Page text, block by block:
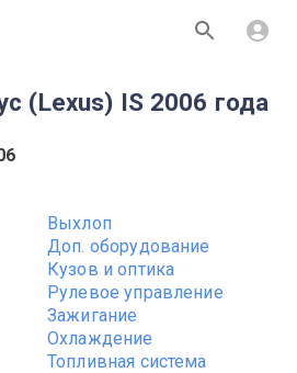
(Lexus) IS 2006 года
Выхлоп
Доп. оборудование
Кузов и оптика
Рулевое управление
Зажигание
Охлаждение
Топливная система